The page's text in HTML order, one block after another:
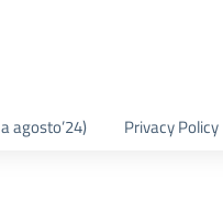
agosto’24) Privacy Policy